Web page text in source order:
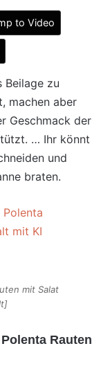
to Video
Beilage zu
machen aber
Geschmack der
… Ihr könnt
und
braten.
mit Salat
Rauten